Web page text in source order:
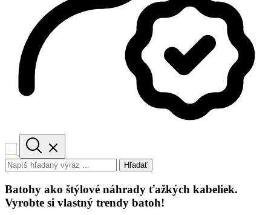
Hľadať
Batohy ako štýlové náhrady ťažkých kabeliek.
Vyrobte si vlastný trendy batoh!